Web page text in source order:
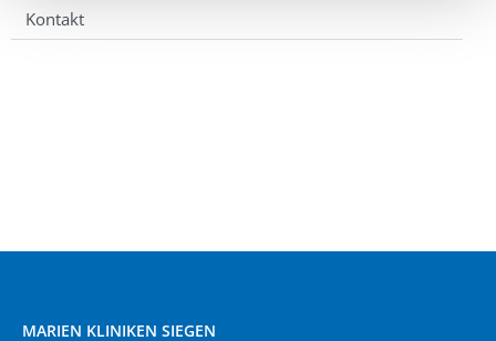
Kontakt
MARIEN KLINIKEN SIEGEN